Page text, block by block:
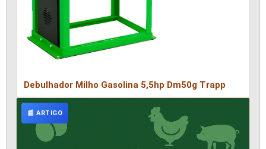
Debulhador Milho Gasolina 5,5hp Dm50g Trapp
📰 ARTIGO